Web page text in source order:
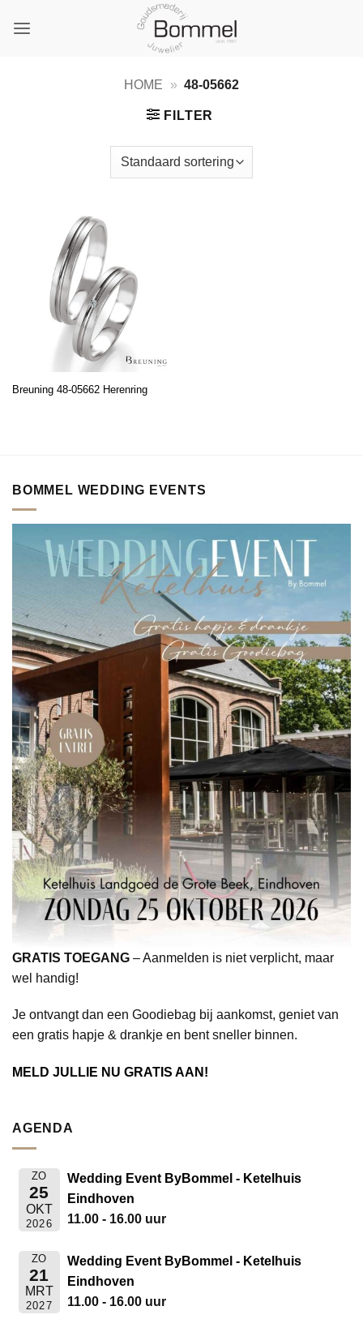
naar
HOME » 48-05662
FILTER
Breuning 48-05662 Herenring
BOMMEL WEDDING EVENTS
GRATIS TOEGANG – Aanmelden is niet verplicht, maar
wel handig!
Je ontvangt dan een Goodiebag bij aankomst, geniet van
een gratis hapje & drankje en bent sneller binnen.
MELD JULLIE NU GRATIS AAN!
AGENDA
ZO
25
OKT
2026
Wedding Event ByBommel - Ketelhuis
Eindhoven
11.00 - 16.00 uur
ZO
21
MRT
2027
Wedding Event ByBommel - Ketelhuis
Eindhoven
11.00 - 16.00 uur